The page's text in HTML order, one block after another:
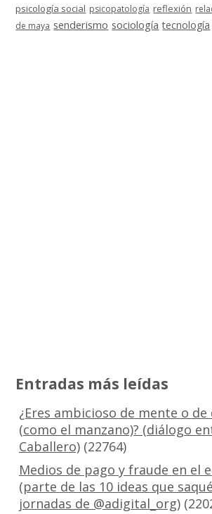
psicología social psicopatología reflexión
de maya senderismo sociología tecnología
Entradas más leídas
¿Eres ambicioso de mente o de
(como el manzano)? (diálogo
Caballero)(22764)
Medios de pago y fraude en el
(parte de las 10 ideas que
jornadas de @adigital_org)